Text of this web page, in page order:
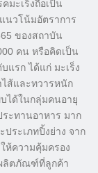
มะเร็งถือเป็น
วโน้มอัตราการ
ของสถาบัน
คน หรือคิดเป็น
แรก ได้แก่ มะเร็ง
ไส้และทวารหนัก
บได้ในกลุ่มคนอายุ
ะทานอาหาร มาก
ระเภทปิ้งย่าง จาก
ห้ความคุ้มครอง
ผลิตภัณฑ์ที่ลูกค้า